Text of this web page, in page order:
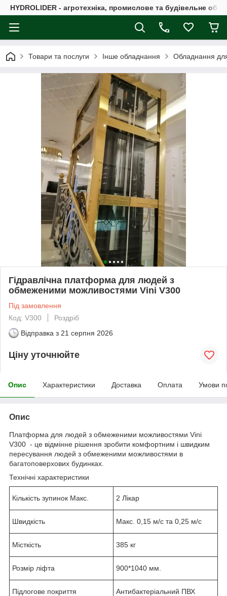
HYDROLIDER - агротехніка, промислове та будівельне
Товари та послуги Інше обладнання Обладнання
Гідравлічна платформа для людей з
обмеженими можливостями Vini V300
Під замовлення
Код: V300
Роздріб
Відправка з 21 серпня 2026
Ціну уточнюйте
Опис Характеристики Доставка Оплата Умови
Опис
Платформа для людей з обмеженими можливостями Vini
V300 - це відмінне рішення зробити комфортним і швидким
пересування людей з обмеженими можливостями в
багатоповерхових будинках.
Технічні характеристики
Кількість зупинок Макс. 2 Лікар
Швидкість Макс. 0,15 м/с та 0,25 м/с
Місткість 385 кг
Розмір ліфта 900*1040 мм.
Підлогове покриття
Антибактеріальний ПВХ